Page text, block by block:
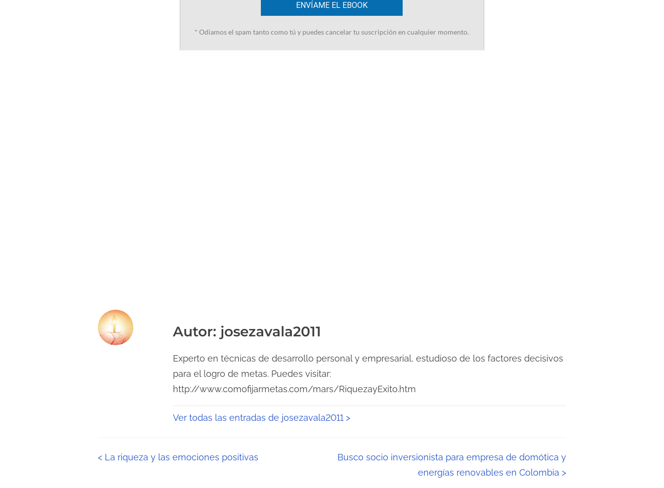
Autor: josezavala2011
Experto en técnicas de desarrollo personal y empresarial, estudioso de los factores decisivos
para el logro de metas. Puedes visitar:
http://www.comofijarmetas.com/mars/RiquezayExito.htm
Ver todas las entradas de josezavala2011 >
N
< La riqueza y las emociones positivas
Busco socio inversionista para empresa de domótica y
energías renovables en Colombia >